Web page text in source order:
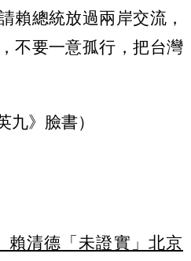
賴總統放過兩岸交流，
不要一意孤行，把台灣
九》臉書）
賴清德「未證實」北京